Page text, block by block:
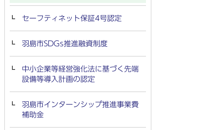
セーフティネット保証4号認定
羽島市SDGs推進融資制度
中小企業等経営強化法に基づく先端
設備等導入計画の認定
羽島市インターンシップ推進事業費
補助金